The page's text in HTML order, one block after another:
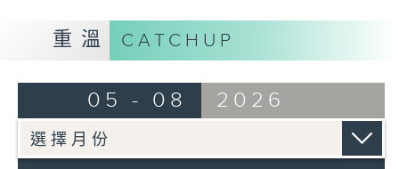
重溫 CATCHUP
05 - 08 2026